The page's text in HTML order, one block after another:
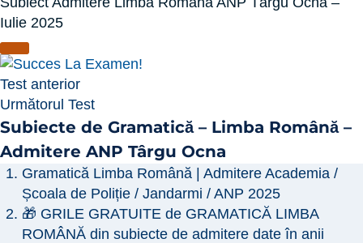
Iulie 2025
Test anterior
Următorul Test
Subiecte de Gramatică – Limba Română –
Admitere ANP Târgu Ocna
Gramatică Limba Română | Admitere Academia /
Școala de Poliție / Jandarmi / ANP 2025
🎁 GRILE GRATUITE de GRAMATICĂ LIMBA
ROMÂNĂ din subiecte de admitere date în anii